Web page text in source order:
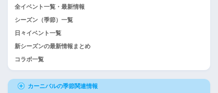
全イベント一覧・最新情報
シーズン（季節）一覧
日々イベント一覧
新シーズンの最新情報まとめ
コラボ一覧
カーニバルの季節関連情報